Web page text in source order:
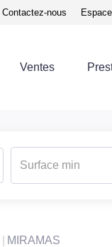
Contactez-nous
Ventes
MIRAMAS